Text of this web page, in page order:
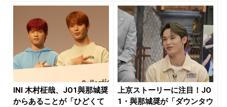
INI 木村柾哉、JO1與那城奨
からあることが「ひどくて
上京ストーリーに注目！JO
1・與那城奨が「ダウンタウ